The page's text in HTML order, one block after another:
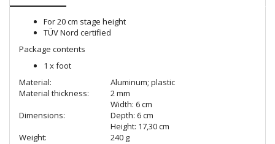
For 20 cm stage height
TÜV Nord certified
Package contents
1 x foot
Material:
Aluminum; plastic
Material thickness:
2 mm
Dimensions:
Width: 6 cm
Depth: 6 cm
Height: 17,30 cm
Weight:
240 g